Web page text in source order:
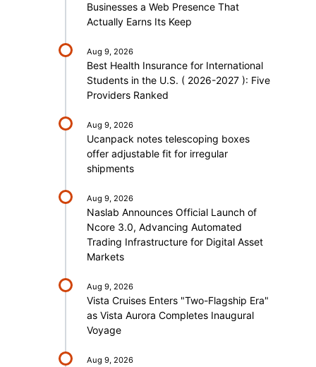
Businesses a Web Presence That
Actually Earns Its Keep
Aug 9, 2026
Best Health Insurance for International
Students in the U.S. ( 2026-2027 ): Five
Providers Ranked
Aug 9, 2026
Ucanpack notes telescoping boxes
offer adjustable fit for irregular
shipments
Aug 9, 2026
Naslab Announces Official Launch of
Ncore 3.0, Advancing Automated
Trading Infrastructure for Digital Asset
Markets
Aug 9, 2026
Vista Cruises Enters "Two-Flagship Era"
as Vista Aurora Completes Inaugural
Voyage
Aug 9, 2026